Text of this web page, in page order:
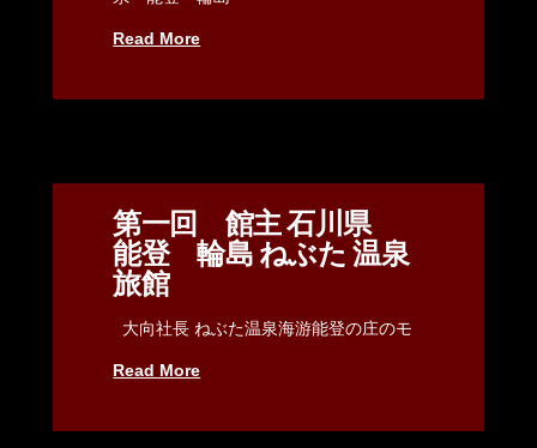
Read More
第一回 館主 石川県
能登 輪島 ねぶた 温泉
旅館
大向社長 ねぶた温泉海游能登の庄のモ
Read More